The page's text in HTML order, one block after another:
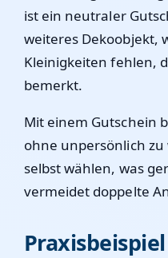
ist ein neutraler
weiteres Dekoobjekt,
Kleinigkeiten fehlen,
bemerkt.
Mit einem Gutschein
ohne unpersönlich zu
selbst wählen, was
vermeidet doppelte